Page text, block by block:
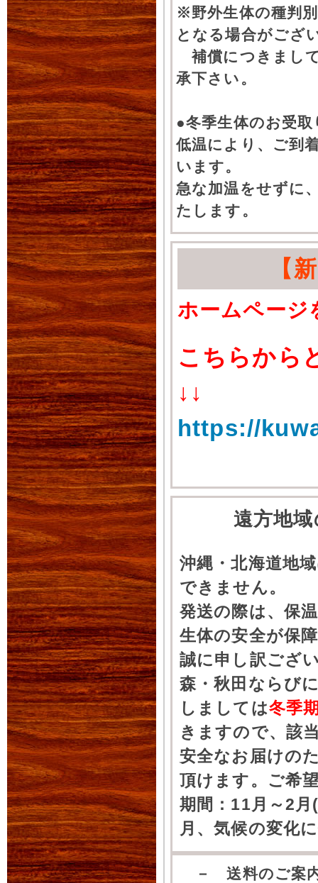
※野外生体の種判
となる場合がござ
補償につきまし
承下さい。
●冬季生体のお受
低温により、ご到
います。
急な加温をせずに
たします。
【
ホームページ
こちらから
↓↓
https://
遠方地
沖縄・北海道地
できません。
発送の際は、保
生体の安全が保
誠に申し訳ござ
森・秋田ならび
しましては冬季
きますので、該
安全なお届けの
頂けます。ご希
期間：11月～2
月、気候の変化
－ 送料のご案